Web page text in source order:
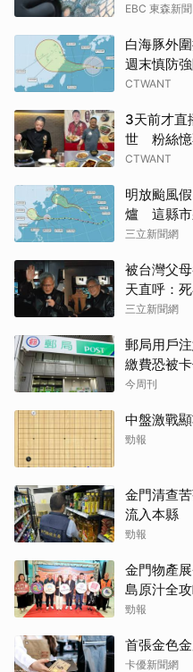
EBC 東森新聞
白海豚外
週末慎防
CTWANT
3天前才直
世 粉絲憶
CTWANT
明放颱風
爐 這縣市
三立新聞網
被台灣父
天直呼：
三立新聞網
郵局用戶
繳費恐被
影響、備案
今周刊
中盤激戰
勁報
金門清查
流入本縣
勁報
金門物產
島原汁全
勁報
首張金色
卡優新聞網